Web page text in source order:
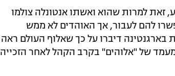
זאת למרות שהוא ואשתו אנטונלה צולמו
להם לעבור, אך האוהדים לא ממש
דיברו על כך שאלוף העולם ראה
של "אלוהים" בקרב הקהל לאחר הזכייה